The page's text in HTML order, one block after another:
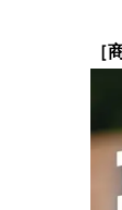
［